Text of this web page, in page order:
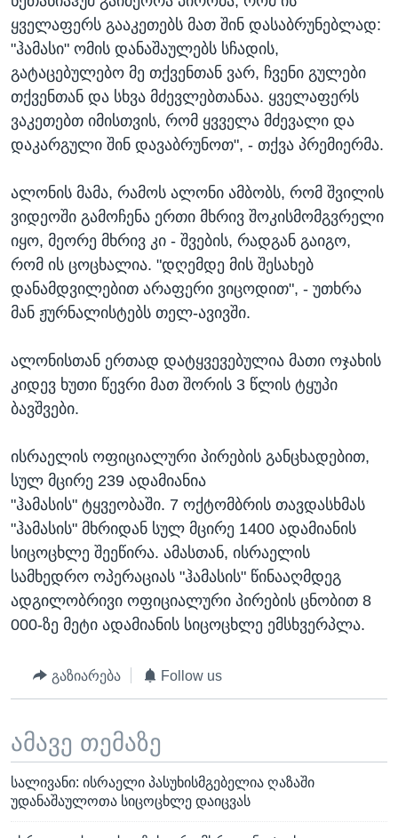
ყველაფერს გააკეთებს მათ შინ დასაბრუნებლად:
"ჰამასი" ომის დანაშაულებს სჩადის,
გატაცებულებო მე თქვენთან ვარ, ჩვენი გულები
თქვენთან და სხვა მძევლებთანაა. ყველაფერს
ვაკეთებთ იმისთვის, რომ ყვველა მძევალი და
დაკარგული შინ დავაბრუნოთ", - თქვა პრემიერმა.
ალონის მამა, რამოს ალონი ამბობს, რომ შვილის
ვიდეოში გამოჩენა ერთი მხრივ შოკისმომგვრელი
იყო, მეორე მხრივ კი - შვების, რადგან გაიგო,
რომ ის ცოცხალია. "დღემდე მის შესახებ
დანამდვილებით არაფერი ვიცოდით", - უთხრა
მან ჟურნალისტებს თელ-ავივში.
ალონისთან ერთად დატყვევებულია მათი ოჯახის
კიდევ ხუთი წევრი მათ შორის 3 წლის ტყუპი
ბავშვები.
ისრაელის ოფიციალური პირების განცხადებით,
სულ მცირე 239 ადამიანია
"ჰამასის" ტყვეობაში. 7 ოქტომბრის თავდასხმას
"ჰამასის" მხრიდან სულ მცირე 1400 ადამიანის
სიცოცხლე შეეწირა. ამასთან, ისრაელის
სამხედრო ოპერაციას "ჰამასის" წინააღმდეგ
ადგილობრივი ოფიციალური პირების ცნობით 8
000-ზე მეტი ადამიანის სიცოცხლე ემსხვერპლა.
გაზიარება Follow us
ამავე თემაზე
სალივანი: ისრაელი პასუხისმგებელია ღაზაში
უდანაშაულოთა სიცოცხლე დაიცვას